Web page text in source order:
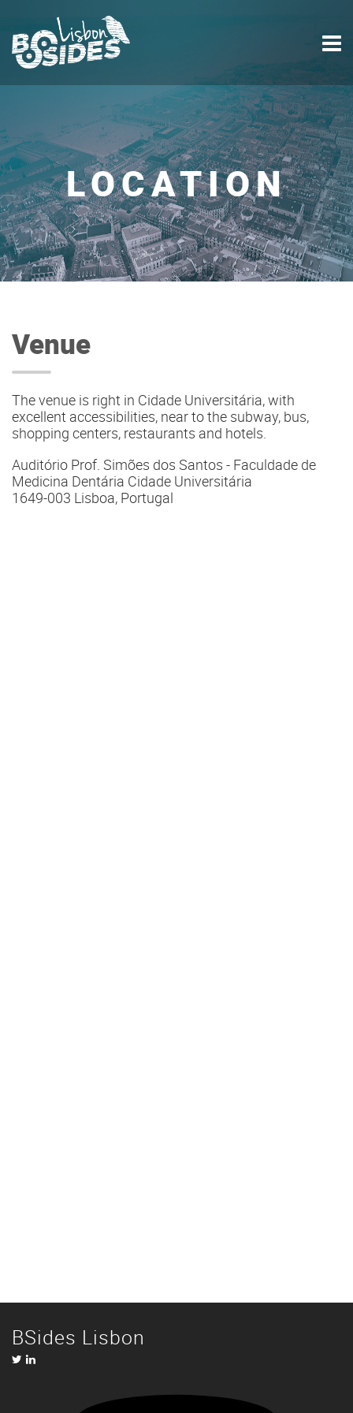
LOCATION
Venue
The venue is right in Cidade Universitária, with
excellent accessibilities, near to the subway, bus,
shopping centers, restaurants and hotels.
Auditório Prof. Simões dos Santos - Faculdade de
Medicina Dentária Cidade Universitária
1649-003 Lisboa, Portugal
BSides Lisbon